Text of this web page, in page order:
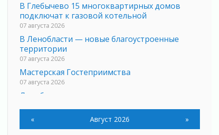
В Глебычево 15 многоквартирных домов
подключат к газовой котельной
07 августа 2026
В Ленобласти — новые благоустроенные
территории
07 августа 2026
Мастерская Гостеприимства
07 августа 2026
Ленобласть модернизирует сети
К спорту – по новым дорогам
« Август 2026 »